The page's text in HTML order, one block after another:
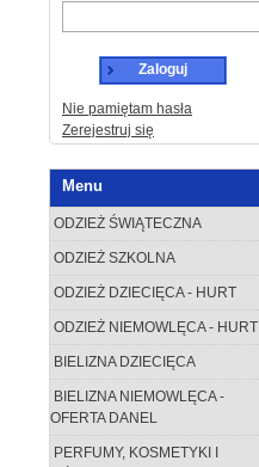
Zaloguj
Nie pamiętam hasła
Zerejestruj się
Menu
ODZIEŻ ŚWIĄTECZNA
ODZIEŻ SZKOLNA
ODZIEŻ DZIECIĘCA - HURT
ODZIEŻ NIEMOWLĘCA - HURT
BIELIZNA DZIECIĘCA
BIELIZNA NIEMOWLĘCA -
OFERTA DANEL
PERFUMY, KOSMETYKI I